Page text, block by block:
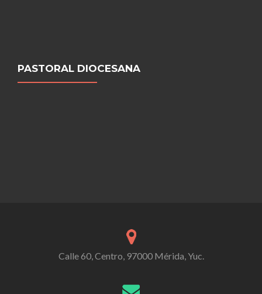
PASTORAL DIOCESANA
Calle 60, Centro, 97000 Mérida, Yuc.